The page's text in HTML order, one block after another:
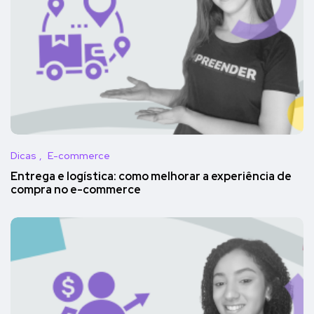
Dicas E-commerce
Entrega e logística: como melhorar a experiência de
compra no e-commerce